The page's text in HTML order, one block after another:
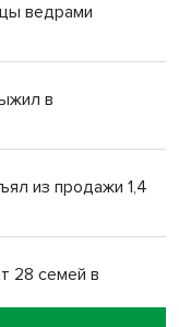
ведрами
в
из продажи 1,4
28 семей в